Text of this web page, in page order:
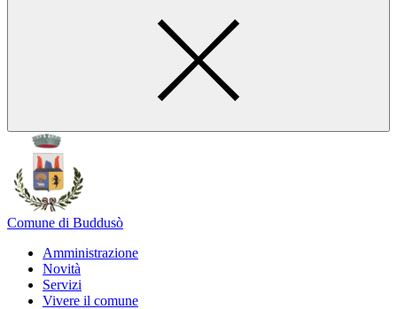
Comune di Buddusò
Amministrazione
Novità
Servizi
Vivere il comune